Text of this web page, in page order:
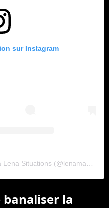
sur Instagram
Une publication partage par aka Lena Situations (@lenamahfouf)
banaliser la